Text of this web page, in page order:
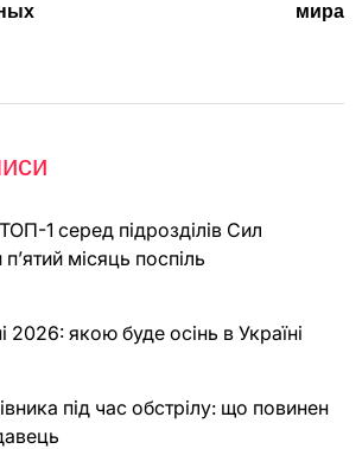
мира
1 серед підрозділів Сил
місяць поспіль
2026: якою буде осінь в Україні
під час обстрілу: що повинен